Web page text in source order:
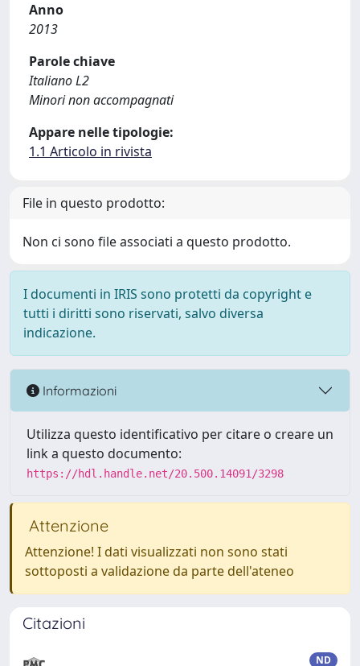
Anno
2013
Parole chiave
Italiano L2
Minori non accompagnati
Appare nelle tipologie:
1.1 Articolo in rivista
File in questo prodotto:
Non ci sono file associati a questo prodotto.
I documenti in IRIS sono protetti da copyright e
tutti i diritti sono riservati, salvo diversa
indicazione.
Informazioni
Utilizza questo identificativo per citare o creare un
link a questo documento:
https://hdl.handle.net/20.500.14091/3298
Attenzione
Attenzione! I dati visualizzati non sono stati
sottoposti a validazione da parte dell'ateneo
Citazioni
ND